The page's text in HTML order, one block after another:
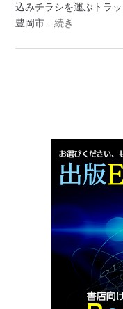
込みチラシを運ぶトラ
豊岡市 …続き